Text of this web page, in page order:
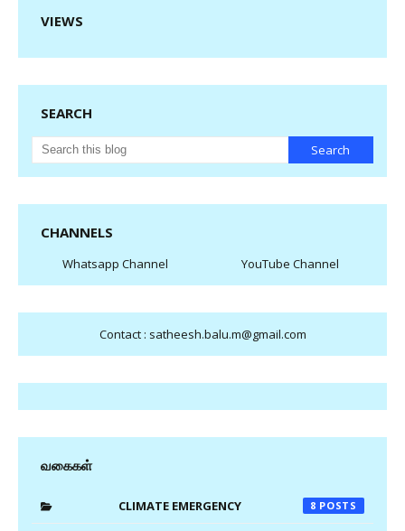
VIEWS
SEARCH
CHANNELS
Whatsapp Channel YouTube Channel
Contact : satheesh.balu.m@gmail.com
வகைகள்
CLIMATE EMERGENCY 8